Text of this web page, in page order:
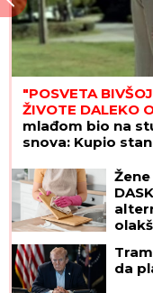
"POSVETA
ŽIVOTE DALEKO
mlađom bio na
snova: Kupio
da